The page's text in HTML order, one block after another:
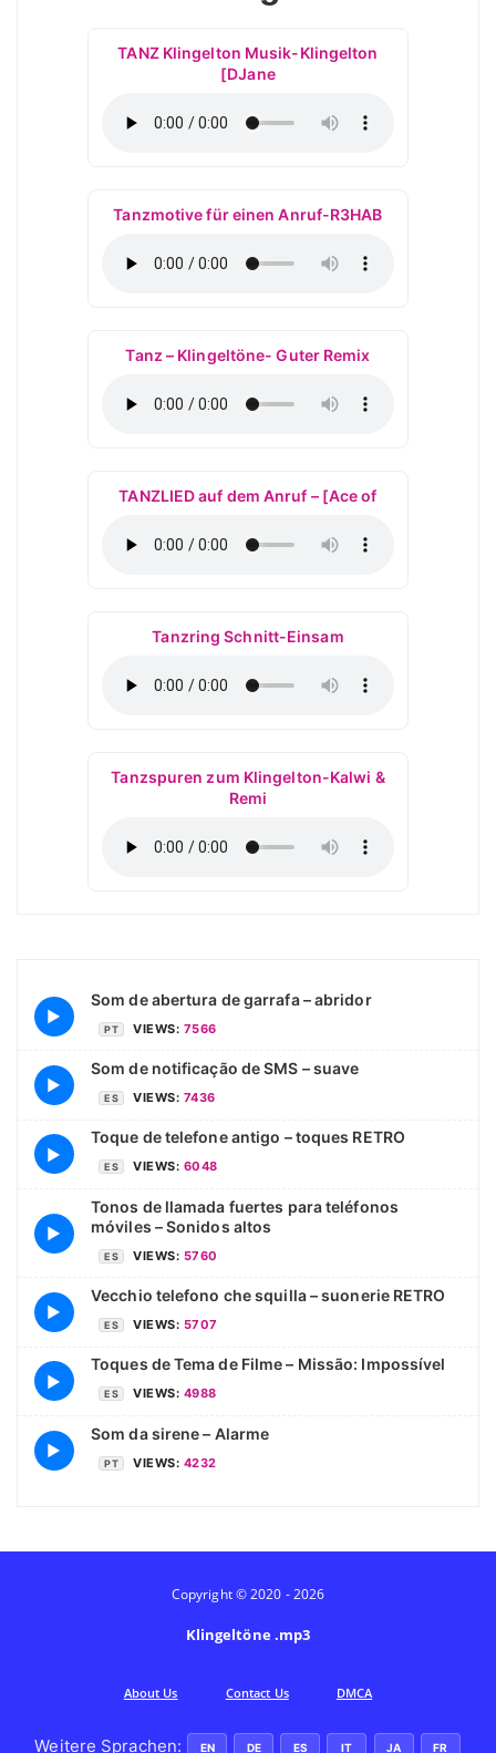
TANZ Klingelton Musik-Klingelton
[DJane
Tanzmotive für einen Anruf-R3HAB
Tanz – Klingeltöne- Guter Remix
TANZLIED auf dem Anruf – [Ace of
Tanzring Schnitt-Einsam
Tanzspuren zum Klingelton-Kalwi &
Remi
▶
Som de abertura de garrafa – abridor
PT VIEWS: 7566
▶
Som de notificação de SMS – suave
ES VIEWS: 7436
▶
Toque de telefone antigo – toques RETRO
ES VIEWS: 6048
▶
Tonos de llamada fuertes para teléfonos
móviles – Sonidos altos
ES VIEWS: 5760
▶
Vecchio telefono che squilla – suonerie RETRO
ES VIEWS: 5707
▶
Toques de Tema de Filme – Missão: Impossível
ES VIEWS: 4988
▶
Som da sirene – Alarme
PT VIEWS: 4232
Copyright © 2020 - 2026
Klingeltöne .mp3
Аbout Us Contact Us DMCA
Weitere Sprachen: EN DE ES IT JA FR